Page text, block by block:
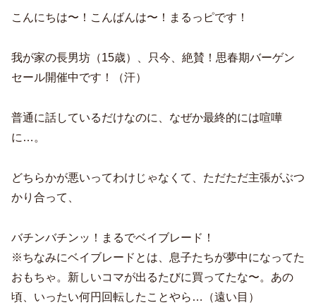
こんにちは〜！こんばんは〜！まるっピです！
我が家の長男坊（15歳）、只今、絶賛！思春期バーゲン
セール開催中です！（汗）
普通に話しているだけなのに、なぜか最終的には喧嘩
に…。
どちらかが悪いってわけじゃなくて、ただただ主張がぶつ
かり合って、
バチンバチンッ！まるでベイブレード！
※ちなみにベイブレードとは、息子たちが夢中になってた
おもちゃ。新しいコマが出るたびに買ってたな〜。あの
頃、いったい何円回転したことやら…（遠い目）